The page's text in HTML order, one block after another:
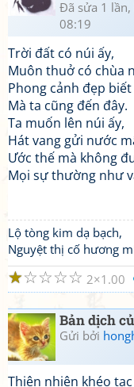
Đã sửa 1
08:19
Trời đất có núi ấy,
Muôn thuở có chùa
Phong cảnh đẹp biết
Mà ta cũng đến đây.
Ta muốn lên núi ấy,
Hát vang gửi nước
Ước thế mà không
Mọi sự thường như
Lộ tòng kim dạ bạch,
Nguyệt thị cố hương
☆
☆
☆
☆
☆ 2 1.00
Bản dịch
Gửi bởi
Thiên nhiên khéo